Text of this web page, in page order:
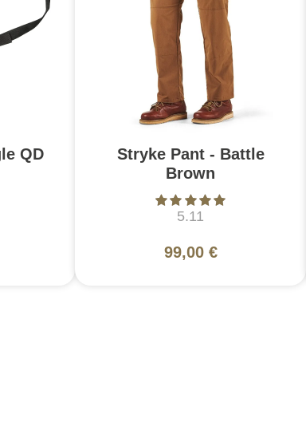
QD
Stryke Pant - Battle
Brown
5.11
99,00 €